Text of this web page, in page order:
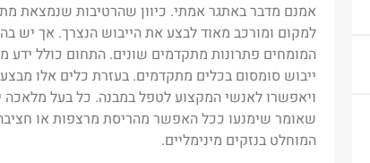
אמנם מדבר באתגר אמתי. כיוון שהרטיבות שנמצאת
למקום ומורכב מאוד לבצע את הייבוש הנצרך. אך יש
המומחים פתרונות מתקדמים שונים. התחום כולל
ייבוש סומסום בכלים מתקדמים. בעזרת כלים אלו
ויאפשרו לאנשי המקצוע לטפל במבנה. כל בעל
שאומר שימנעו ככל האפשר מהריסת מרצפות או חציבה
המוחלט בנזקים מינימליים.